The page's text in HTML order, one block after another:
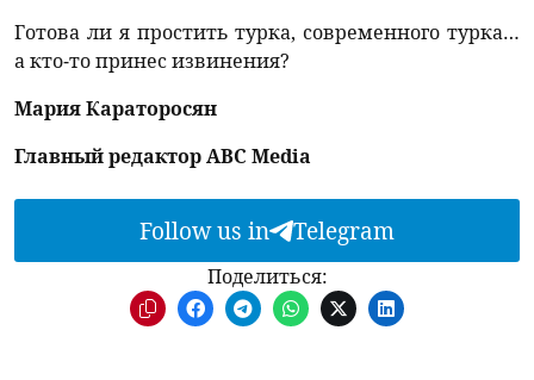
Готова ли я простить турка, современного турка…
а кто-то принес извинения?
Мария Караторосян
Главный редактор ABC Media
Follow us in Telegram
Поделиться: